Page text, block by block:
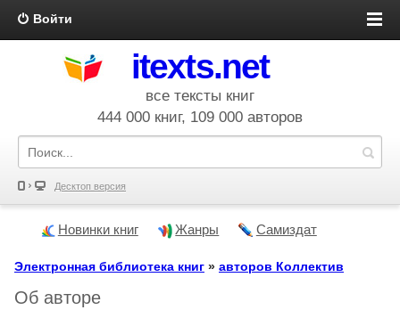
Войти
itexts.net
все тексты книг
444 000 книг, 109 000 авторов
Десктоп версия
Новинки книг Жанры Самиздат
Электронная библиотека книг » авторов Коллектив
Об авторе